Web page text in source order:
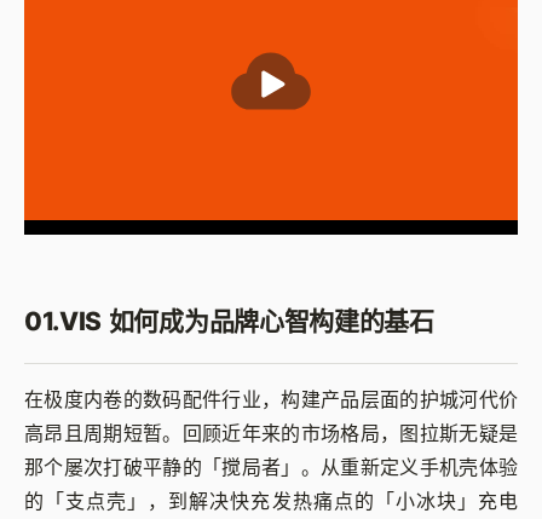
01.VIS 如何成为品牌心智构建的基石
在极度内卷的数码配件行业，构建产品层面的护城河代价
高昂且周期短暂。回顾近年来的市场格局，图拉斯无疑是
那个屡次打破平静的「搅局者」。从重新定义手机壳体验
的「支点壳」，到解决快充发热痛点的「小冰块」充电